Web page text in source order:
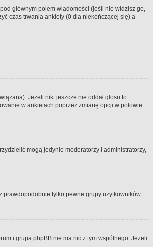
głównym polem wiadomości (jeśli nie widzisz go,
czas trwania ankiety (0 dla niekończącej się) a
Jeżeli nikt jeszcze nie oddał głosu to
w ankietach poprzez zmianę opcji w połowie
mogą jedynie moderatorzy i administratorzy,
prawdopodobnie tylko pewne grupy użytkowników
i grupa phpBB nie ma nic z tym wspólnego. Jeżeli